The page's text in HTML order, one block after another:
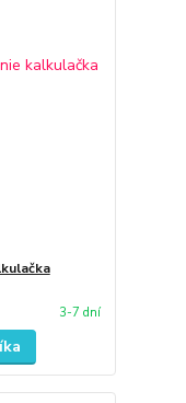
3-7 dní